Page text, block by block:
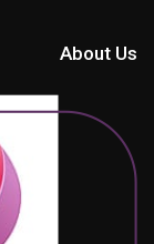
About Us